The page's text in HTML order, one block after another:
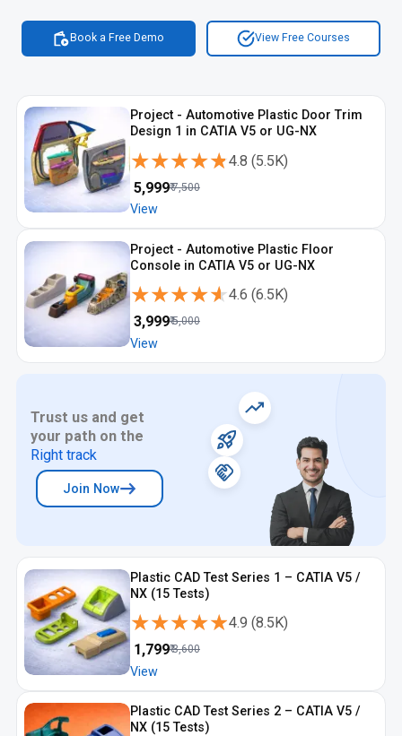
výrobkov v Žiline a kurz dizajnu plastových výrobkov v Nitre
účastníci rozumejú životnému cyklu výrobku. kurz plastový
dizajn s certifikátom pomáha pri pohovoroch. online kurz
priemyselného plastového dizajnu dáva metodiku práce. Preto
kurz dizajnu plastových výrobkov tvorí základ kariéry.
Book a Free Demo View Free Courses
Project - Automotive Plastic Door Trim
Design 1 in CATIA V5 or UG-NX
★★★★★
★★★★★4.8 (5.5K)
5,999₹7,500
View
Project - Automotive Plastic Floor
Console in CATIA V5 or UG-NX
★★★★★
★★★★★4.6 (6.5K)
3,999₹5,000
View
Trust us and get
your path on the
Right track
Join Now
Plastic CAD Test Series 1 – CATIA V5 /
NX (15 Tests)
★★★★★
★★★★★4.9 (8.5K)
1,799₹3,600
View
Plastic CAD Test Series 2 – CATIA V5 /
NX (15 Tests)